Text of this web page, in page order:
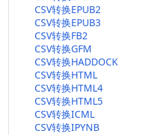
CSV转换EPUB2
CSV转换EPUB3
CSV转换FB2
CSV转换GFM
CSV转换HADDOCK
CSV转换HTML
CSV转换HTML4
CSV转换HTML5
CSV转换ICML
CSV转换IPYNB